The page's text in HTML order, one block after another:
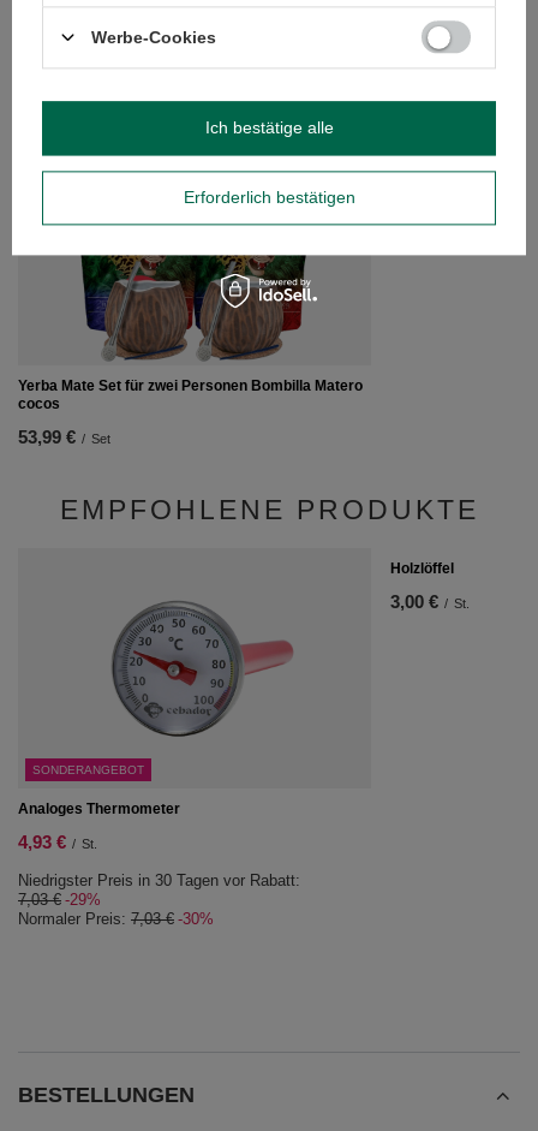
Yerba Mate Set für zwei Personen Bombilla Matero
cocos
53,99 € / Set
EMPFOHLENE PRODUKTE
SONDERANGEBOT
Analoges Thermometer
4,93 € / St.
Niedrigster Preis in 30 Tagen vor Rabatt:
7,03 € -29%
Normaler Preis: 7,03 € -30%
Holzlöffel
3,00 € / St.
BESTELLUNGEN
Werbe-Cookies
Erforderlich bestätigen
Ich bestätige alle